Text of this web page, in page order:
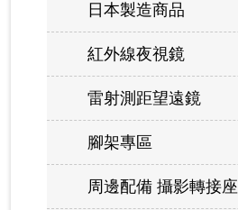
日本製造商品
紅外線夜視鏡
雷射測距望遠鏡
腳架專區
周邊配備 攝影轉接座